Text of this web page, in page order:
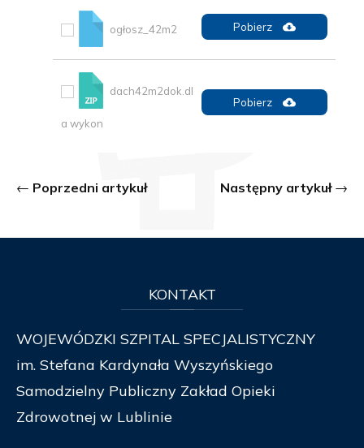
ogłosz_42m2 Pobierz
dach42m2dok.dl
a wykon
Pobierz
Poprzedni artykuł Następny artykuł
KONTAKT
WOJEWÓDZKI SZPITAL SPECJALISTYCZNY
im. Stefana Kardynała Wyszyńskiego
Samodzielny Publiczny Zakład Opieki
Zdrowotnej w Lublinie